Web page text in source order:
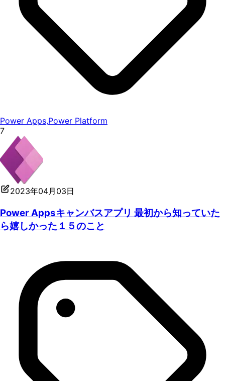
Power Apps,Power Platform
7
2023年04月03日
Power Appsキャンバスアプリ 最初から知っていた
ら嬉しかった１５のこと